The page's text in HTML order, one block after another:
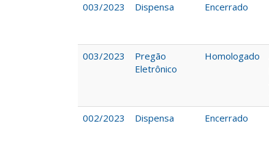
003/2023
Dispensa Encerrado
003/2023
Pregão
Eletrônico
Homologado
002/2023
Dispensa Encerrado